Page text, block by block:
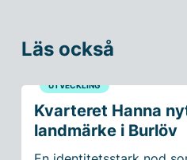
Läs också
UTVECKLING
Kvarteret Hanna
landmärke i Burlöv